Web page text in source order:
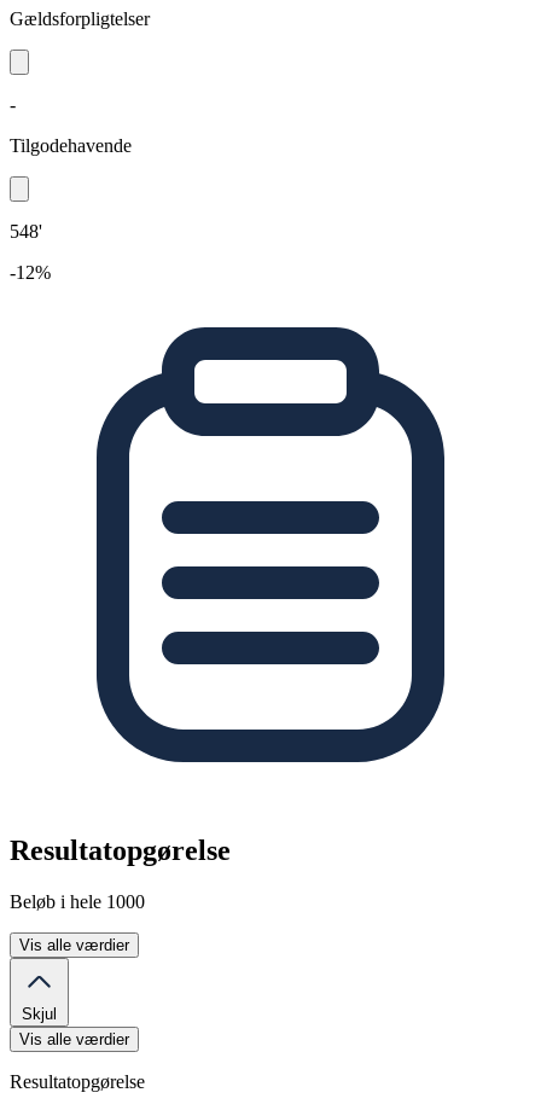
Gældsforpligtelser
-
Tilgodehavende
548'
-12%
Resultatopgørelse
Beløb i hele 1000
Vis alle værdier
Skjul
Vis alle værdier
Resultatopgørelse